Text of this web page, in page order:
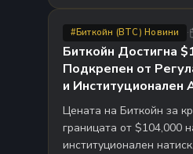
#Биткойн (BTC) Новини ·
Биткойн Достигна
Подкрепен от
и Институционален
Цената на Биткойн за
границата от $104,000
институционален